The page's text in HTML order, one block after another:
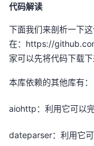
代码解读
下面我们来剖析一下
在：https://
家可以先将代码下载下
本库依赖的其他库有：
aiohttp：利用它可以
dateparser：利用它可